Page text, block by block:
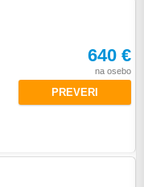
640 €
na osebo
PREVERI